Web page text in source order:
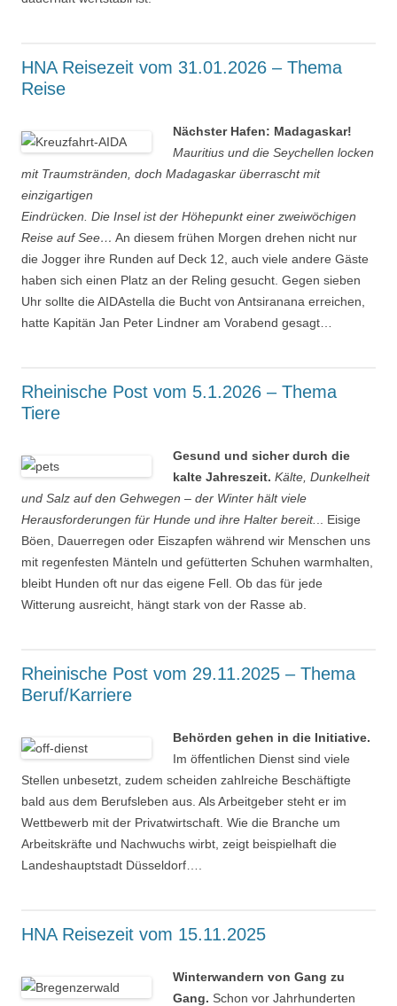
HNA Reisezeit vom 31.01.2026 – Thema
Reise
Nächster Hafen: Madagaskar!
Mauritius und die Seychellen locken
mit Traumstränden, doch Madagaskar überrascht mit
einzigartigen
Eindrücken. Die Insel ist der Höhepunkt einer zweiwöchigen
Reise auf See… An diesem frühen Morgen drehen nicht nur
die Jogger ihre Runden auf Deck 12, auch viele andere Gäste
haben sich einen Platz an der Reling gesucht. Gegen sieben
Uhr sollte die AIDAstella die Bucht von Antsiranana erreichen,
hatte Kapitän Jan Peter Lindner am Vorabend gesagt…
Rheinische Post vom 5.1.2026 – Thema
Tiere
Gesund und sicher durch die
kalte Jahreszeit. Kälte, Dunkelheit
und Salz auf den Gehwegen – der Winter hält viele
Herausforderungen für Hunde und ihre Halter bereit.
.. Eisige
Böen, Dauerregen oder Eiszapfen während wir Menschen uns
mit regenfesten Mänteln und gefütterten Schuhen warmhalten,
bleibt Hunden oft nur das eigene Fell. Ob das für jede
Witterung ausreicht, hängt stark von der Rasse ab.
Rheinische Post vom 29.11.2025 – Thema
Beruf/Karriere
Behörden gehen in die Initiative.
Im öffentlichen Dienst sind viele
Stellen unbesetzt, zudem scheiden zahlreiche Beschäftigte
bald aus dem Berufsleben aus. Als Arbeitgeber steht er im
Wettbewerb mit der Privatwirtschaft. Wie die Branche um
Arbeitskräfte und Nachwuchs wirbt, zeigt beispielhaft die
Landeshauptstadt Düsseldorf….
HNA Reisezeit vom 15.11.2025
Winterwandern von Gang zu
Gang. Schon vor Jahrhunderten